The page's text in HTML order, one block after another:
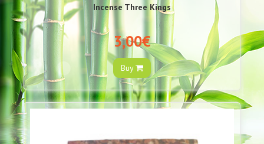
Incense Three Kings
3,00€
Buy